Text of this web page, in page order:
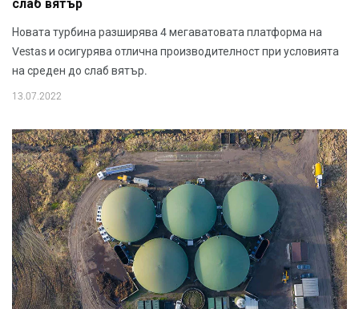
слаб вятър
Новата турбина разширява 4 мегаватовата платформа на
Vestas и осигурява отлична производителност при условията
на среден до слаб вятър.
13.07.2022